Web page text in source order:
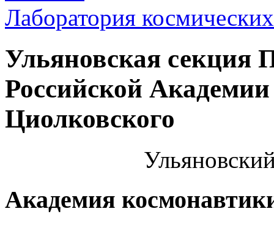
Лаборатория
Ульяновская секция
Российской
Циолковского
Академия